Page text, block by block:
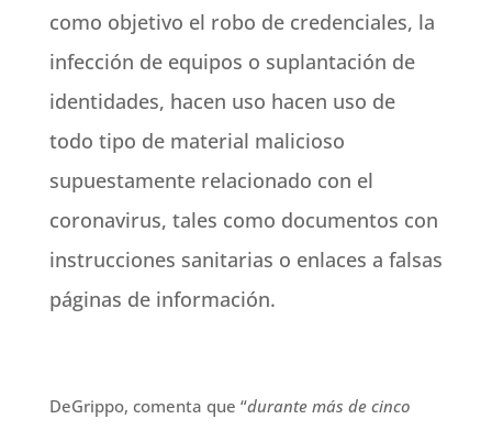
como objetivo el robo de credenciales, la
infección de equipos o suplantación de
identidades, hacen uso hacen uso de
todo tipo de material malicioso
supuestamente relacionado con el
coronavirus, tales como documentos con
instrucciones sanitarias o enlaces a falsas
páginas de información.
DeGrippo, comenta que “durante más de cinco